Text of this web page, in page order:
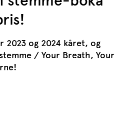
2023 og 2024 kåret, og
/ Your Breath, Your